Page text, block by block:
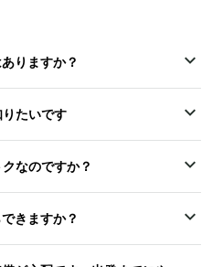
りますか？
たいです
なのですか？
きますか？